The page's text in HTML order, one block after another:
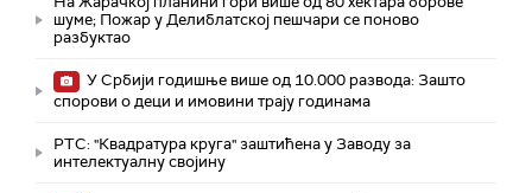
шуме; Пожар у Делиблатској пешчари се поново
разбуктао
У Србији годишње више од 10.000 развода: Зашто
спорови о деци и имовини трају годинама
РТС: "Квадратура круга" заштићена у Заводу за
интелектуалну својину